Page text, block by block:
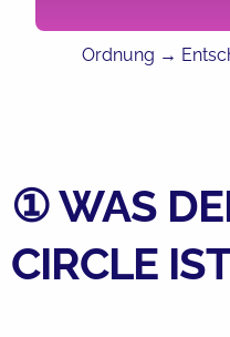
Ordnung →
① WAS
CIRCLE